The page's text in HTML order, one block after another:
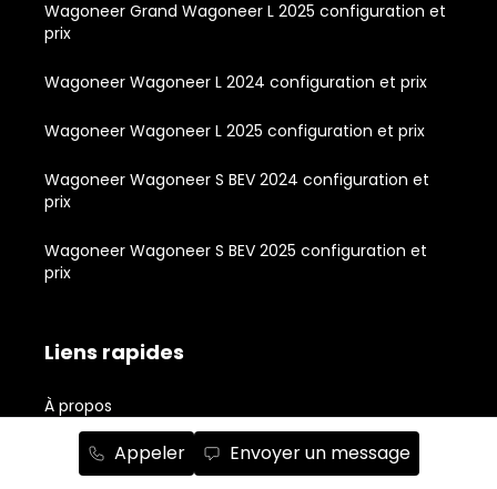
Appeler Envoyer un message
Wagoneer Grand Wagoneer L 2025 configuration et
prix
Wagoneer Wagoneer L 2024 configuration et prix
Wagoneer Wagoneer L 2025 configuration et prix
Wagoneer Wagoneer S BEV 2024 configuration et
prix
Wagoneer Wagoneer S BEV 2025 configuration et
prix
Liens rapides
À propos
Inventaire de véhicules neufs